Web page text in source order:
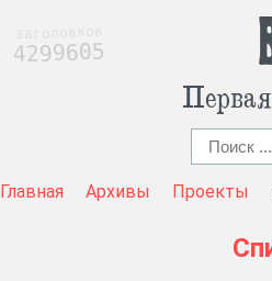
Главная Архивы Проекты
4299605